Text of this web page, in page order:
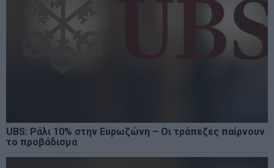
UBS: Ράλι 10% στην Ευρωζώνη – Οι τράπεζες παίρνουν
το προβάδισμα